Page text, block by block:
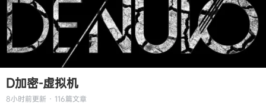
D加密-虚拟机
8小时前更新 · 116篇文章